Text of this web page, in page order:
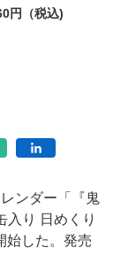
円（税込)
ンダー「『鬼
入り 日めくり
始した。発売